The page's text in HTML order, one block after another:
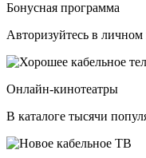
Бонусная программа
Авторизуйтесь в
Онлайн-кинотеатры
В каталоге тысячи